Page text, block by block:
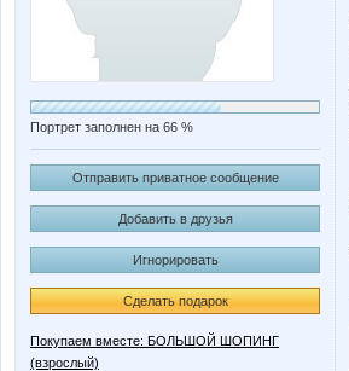
Портрет заполнен на 66 %
Отправить приватное сообщение
Добавить в друзья
Игнорировать
Сделать подарок
Покупаем вместе: БОЛЬШОЙ ШОПИНГ
(взрослый)